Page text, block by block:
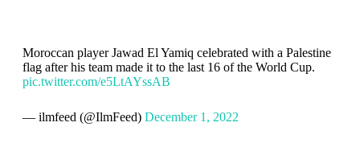
Moroccan player Jawad El Yamiq celebrated with a Palestine
flag after his team made it to the last 16 of the World Cup.
pic.twitter.com/e5LtAYssAB
— ilmfeed (@IlmFeed) December 1, 2022